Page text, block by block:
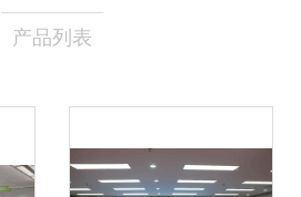
产品列表